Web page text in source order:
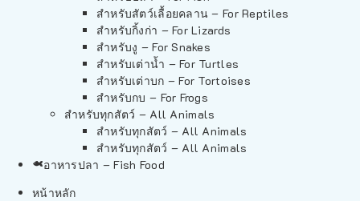
สำหรับสัตว์เลื้อยคลาน – For Reptiles
สำหรับกิ้งก่า – For Lizards
สำหรับงู – For Snakes
สำหรับเต่าน้ำ – For Turtles
สำหรับเต่าบก – For Tortoises
สำหรับกบ – For Frogs
สำหรับทุกสัตว์ – All Animals
สำหรับทุกสัตว์ – All Animals
สำหรับทุกสัตว์ – All Animals
อาหารปลา – Fish Food
หน้าหลัก